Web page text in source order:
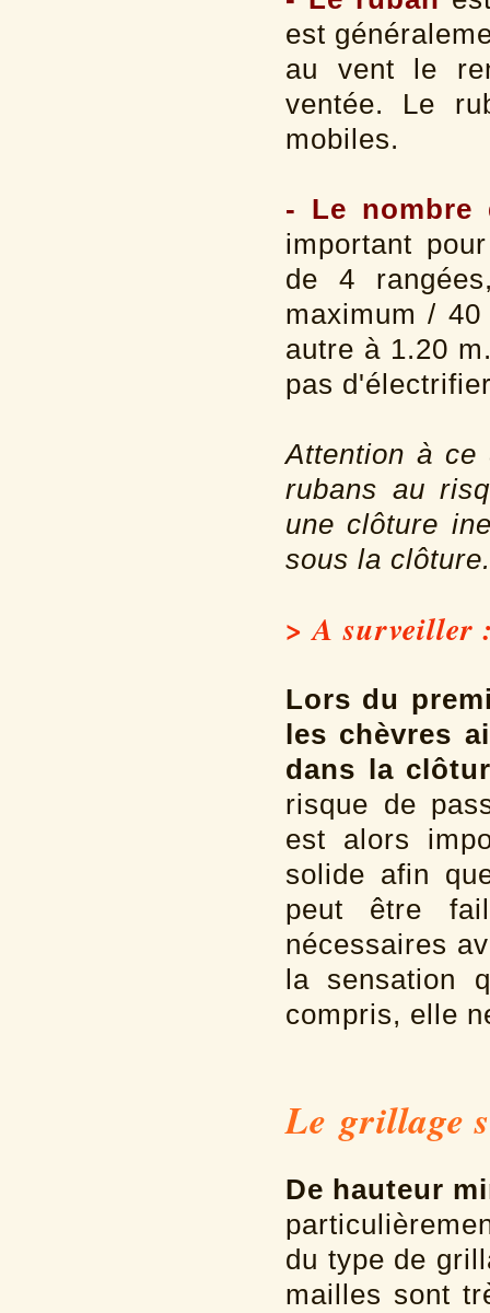
est
au vent le
ventée. Le
mobiles.
- Le nombre
important
de 4
maximum /
autre à 1.20
pas
Attention à ce
rubans au
une clôture in
sous la clôture.
> A surveiller
Lors du
les chèvres
dans la
risque de
est alors
solide afin
peut être
nécessaires
la sensation
compris, elle
Le grillage
De hauteur
du type de
mailles sont